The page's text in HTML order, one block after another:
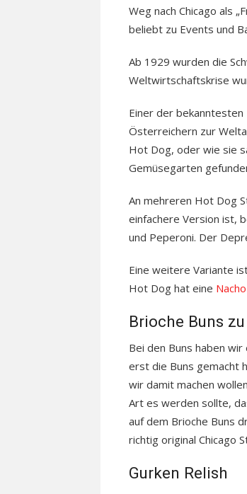
Weg nach Chicago als
beliebt zu Events und
Ab 1929 wurden die
Weltwirtschaftskrise
Einer der
Österreichern zur
Hot Dog, oder wie sie
Gemüsegarten
An mehreren Hot Dog
einfachere Version ist,
und Peperoni. Der
Eine weitere Variante
Hot Dog hat eine
Brioche Buns
Bei den Buns haben
erst die Buns gemacht
wir damit machen
Art es werden sollte,
auf dem Brioche Buns
richtig original Chicago
Gurken Relish